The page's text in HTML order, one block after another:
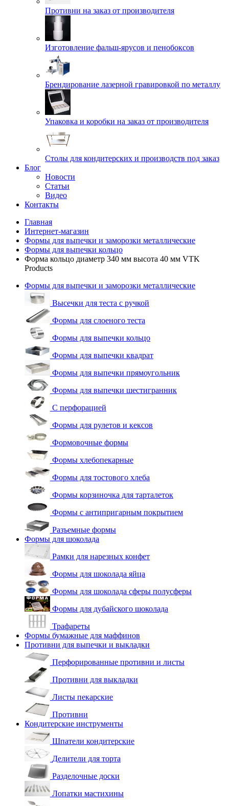
Противни на заказ от производителя
Изготовление фальш-ярусов и пенобоксов
Брендирование лазерной гравировкой по металлу
Упаковка и коробки на заказ от производителя
Cтолы для кондитерских и производств под заказ
Блог
Новости
Статьи
Видео
Контакты
Главная
Интернет-магазин
Формы для выпечки и заморозки металлические
Формы для выпечки кольцо
Форма кольцо диаметр 340 мм высота 40 мм VTK
Products
Формы для выпечки и заморозки металлические
Высечки для теста с ручкой
Формы для слоеного теста
Формы для выпечки кольцо
Формы для выпечки квадрат
Формы для выпечки прямоугольник
Формы для выпечки шестигранник
С перфорацией
Формы для рулетов и кексов
Формовочные формы
Формы хлебопекарные
Формы для тостового хлеба
Формы корзиночка для тарталеток
Формы с антипригарным покрытием
Разъемные формы
Формы для шоколада
Рамки для нарезных конфет
Формы для шоколада яйца
Формы для шоколада сферы полусферы
Формы для дубайского шоколада
Трафареты
Формы бумажные для маффинов
Противни для выпечки и выкладки
Перфорированные противни и листы
Противни для выкладки
Листы пекарские
Противни
Кондитерские инструменты
Шпатели кондитерские
Делители для торта
Разделочные доски
Лопатки мастихины